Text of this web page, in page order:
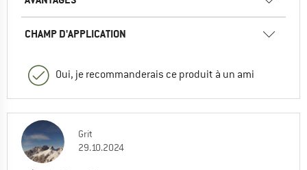
CHAMP D'APPLICATION
Oui, je recommanderais ce produit à un ami
Grit
29.10.2024